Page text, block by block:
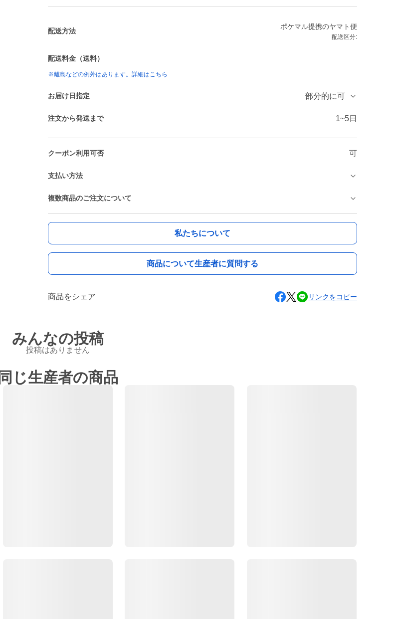
配送方法
ポケマル提携のヤマト便
配送区分:
配送料金（送料）
※離島などの例外はあります。詳細はこちら
お届け日指定 部分的に可
注文から発送まで 1~5日
クーポン利用可否 可
支払い方法
複数商品のご注文について
私たちについて
商品について生産者に質問する
商品をシェア リンクをコピー
みんなの投稿
投稿はありません
同じ生産者の商品